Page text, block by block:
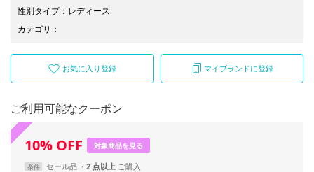
性別タイプ： レディース
カテゴリ ：
お気に入り登録 マイブランドに登録
ご利用可能なクーポン
10% OFF 対象商品を見る
条件 セール品 2 点以上